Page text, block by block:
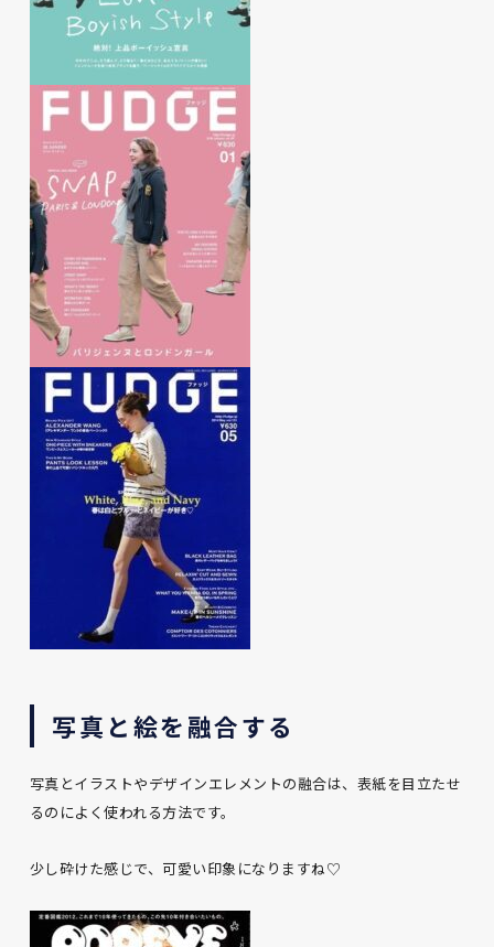
写真と絵を融合する
写真とイラストやデザインエレメントの融合は、表紙を目立たせ
るのによく使われる方法です。
少し砕けた感じで、可愛い印象になりますね♡